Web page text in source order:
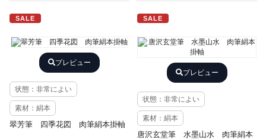
SALE
プレビュー
状態：非常によい
素材：絹本
翠芳筆 四季花図 肉筆絹本掛軸
SALE
プレビュー
状態：非常によい
素材：絹本
唐沢玄堂筆 水墨山水 肉筆絹本